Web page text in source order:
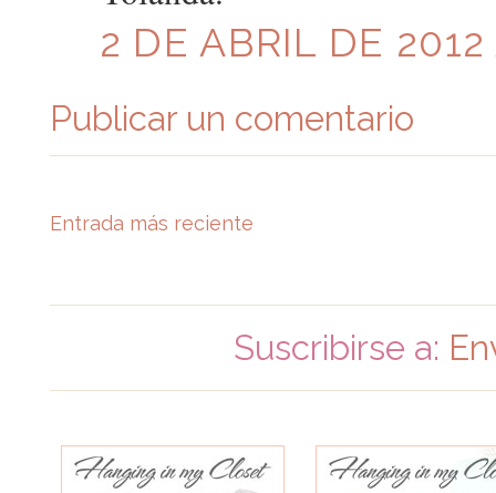
2 DE ABRIL DE
Publicar un comentario
Entrada más reciente
Suscribirse a: